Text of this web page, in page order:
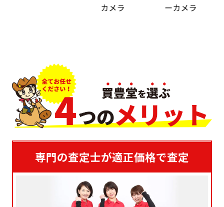
カメラ
ーカメラ
専門の査定士が適正価格で査定